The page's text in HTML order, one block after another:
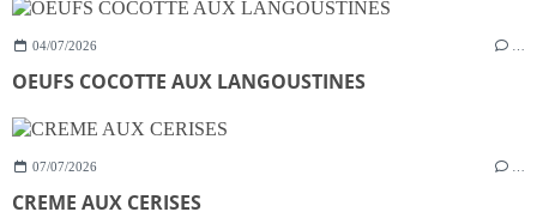
04/07/2026
OEUFS COCOTTE AUX LANGOUSTINES
07/07/2026
CREME AUX CERISES